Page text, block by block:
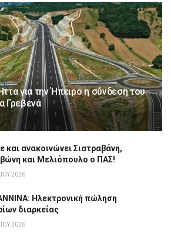
για την Ήπειρο η σύνδεση του
Γρεβενά
και ανακοινώνει Σιατραβάνη,
και Μελιόπουλο ο ΠΑΣ!
2026
Hλεκτρονική πώληση
διαρκείας
2026